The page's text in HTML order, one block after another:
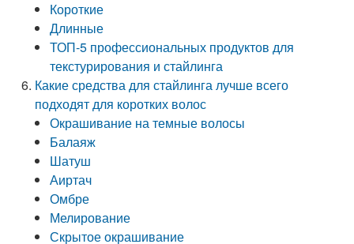
Короткие
Длинные
ТОП-5 профессиональных продуктов для
текстурирования и стайлинга
Какие средства для стайлинга лучше всего
подходят для коротких волос
Окрашивание на темные волосы
Балаяж
Шатуш
Аиртач
Омбре
Мелирование
Скрытое окрашивание